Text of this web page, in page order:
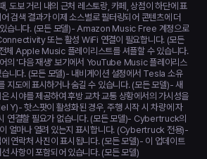
, 도보 거리 내의 근처 레스토랑, 카페, 상점이 하단에 표
검색 결과가 이제 소스별로 필터링되어 콘텐츠에 더
있습니다. (모든 모델)- Amazon Music Free 계정으로
또는 활성 WiFi 연결이 필요합니다. (모든
체 Apple Music 플레이리스트를 셔플할 수 있습니다.
의 '다음 재생' 보기에서 YouTube Music 플레이리스
니다. (모든 모델)- 내비게이션 설정에서 Tesla 소유
지도에 표시하거나 숨길 수 있습니다. (모든 모델)- 새
시야를 제공하여 후방 교차 교통 상황에서의 가시성을
Y)- 핫스팟이 활성화된 경우, 주행 시작 시 차량에 자
연결할 필요가 없습니다. (모든 모델)- Cybertruck의
얼마나 열려 있는지 표시합니다. (Cybertruck 전용)-
연락처 사진이 표시됩니다. (모든 모델)- 이 업데이트
사항이 포함되어 있습니다. (모든 모델)